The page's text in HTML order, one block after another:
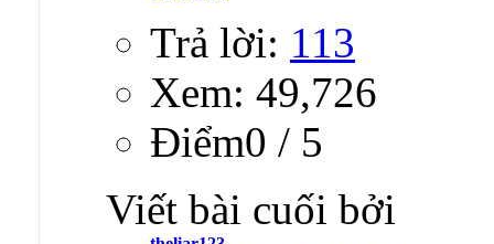
Trả lời: 113
Xem: 49,726
Ðiểm0 / 5
Viết bài cuối bởi